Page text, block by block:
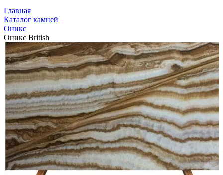
Главная
Каталог камней
Оникс
Оникс British